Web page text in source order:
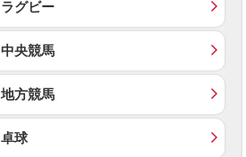
ラグビー
中央競馬
地方競馬
卓球